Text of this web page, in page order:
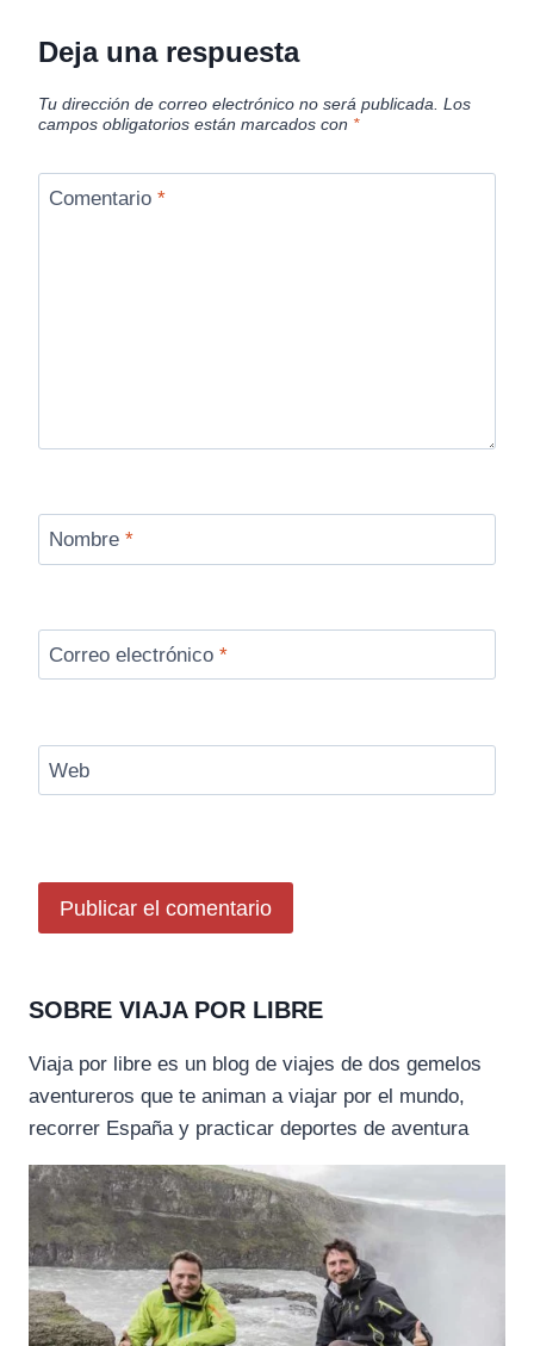
Deja una respuesta
Tu dirección de correo electrónico no será publicada. Los
campos obligatorios están marcados con *
Comentario *
Nombre *
Correo electrónico *
Web
SOBRE VIAJA POR LIBRE
Viaja por libre es un blog de viajes de dos gemelos
aventureros que te animan a viajar por el mundo,
recorrer España y practicar deportes de aventura